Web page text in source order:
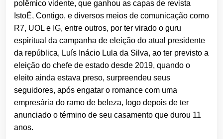
polêmico vidente, que ganhou as capas de revista
IstoÉ, Contigo, e diversos meios de comunicação como
R7, UOL e IG, entre outros, por ter virado o guru
espiritual da campanha de eleição do atual presidente
da república, Luís Inácio Lula da Silva, ao ter previsto a
eleição do chefe de estado desde 2019, quando o
eleito ainda estava preso, surpreendeu seus
seguidores, após engatar o romance com uma
empresária do ramo de beleza, logo depois de ter
anunciado o término de seu casamento que durou 11
anos.